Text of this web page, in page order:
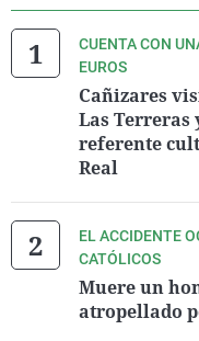
CUENTA CON
EUROS
Cañizares
Las Terreras
referente
Real
EL ACCIDENTE
CATÓLICOS
Muere un
atropellado